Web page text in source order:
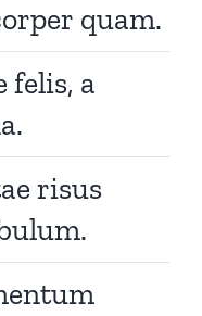
quam.
felis, a
risus